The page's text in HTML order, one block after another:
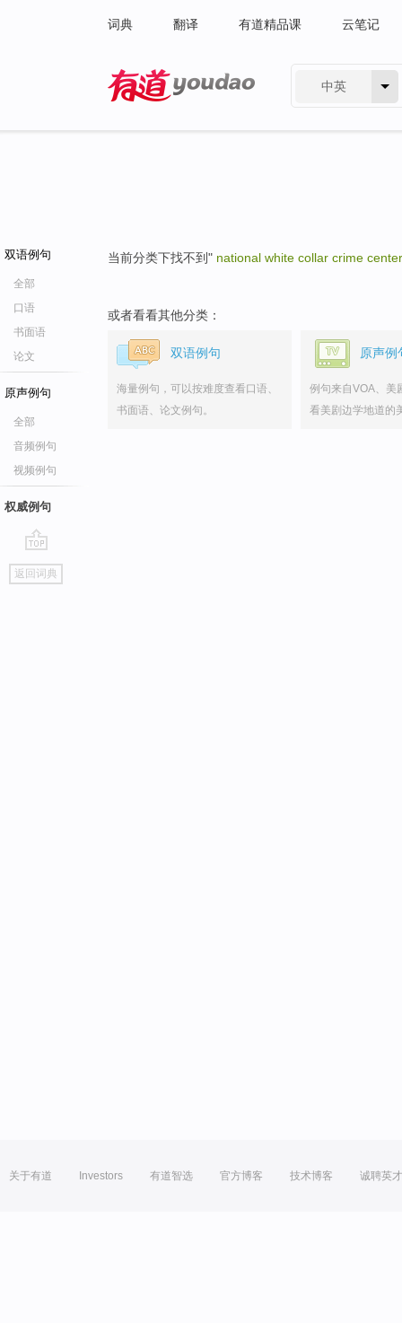
词典 翻译 有道精品课 云笔记
中英
双语例句
全部
口语
书面语
论文
原声例句
全部
音频例句
视频例句
权威例句
go
top
返回词典
当前分类下找不到" national white collar crime center
或者看看其他分类：
双语例句
海量例句，可以按难度查看口语、
书面语、论文例句。
原声例
例句来自VOA、美
看美剧边学地道的
关于有道 Investors 有道智选 官方博客 技术博客 诚聘英才